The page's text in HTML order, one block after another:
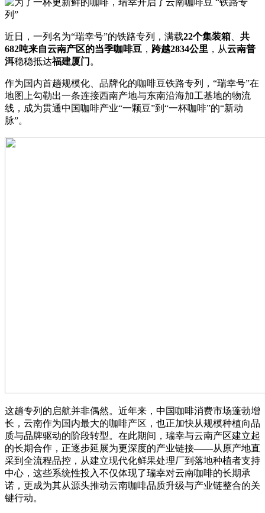
近日，一列名为“瑞幸号”的铁路专列，满载22个集装箱
共
682吨来自云南产区的当季咖啡豆 ， 跨越2834公里 ，从云南普
洱稳稳抵达福建厦门 。
作为国内首趟规模化、品牌化的咖啡豆铁路专列，“瑞幸号”在
地图上勾勒出一条连接西南产地与东南沿海加工基地的物流
线，成为贯通中国咖啡产业“一颗豆”到“一杯咖啡”的“新动
脉”。
这趟专列的启航并非偶然。近年来，中国咖啡消费市场蓬勃增
长，云南作为国内最大的咖啡产区，也正加快从规模种植向品
质与品牌驱动的阶段转型。在此期间，瑞幸与云南产区建立起
的长期合作，正逐步延展为更深度的产业链接——从原产地直
采到全流程品控，从建立现代化鲜果处理厂到落地种植者支持
中心，这些系统性投入不仅体现了瑞幸对云南咖啡的长期承
诺，更成为其从源头推动云南咖啡品质升级与产业链整合的关
键行动。